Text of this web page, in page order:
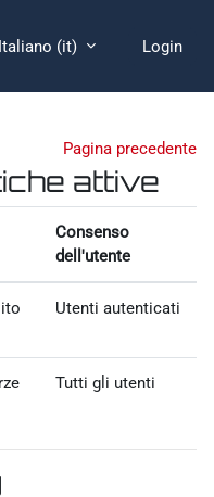
Italiano ‎(it)‎ Login
Pagina precedente
attive
Consenso
dell'utente
Utenti autenticati
Tutti gli utenti